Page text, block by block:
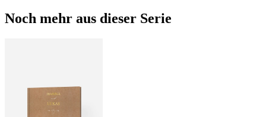
Noch mehr aus dieser Serie